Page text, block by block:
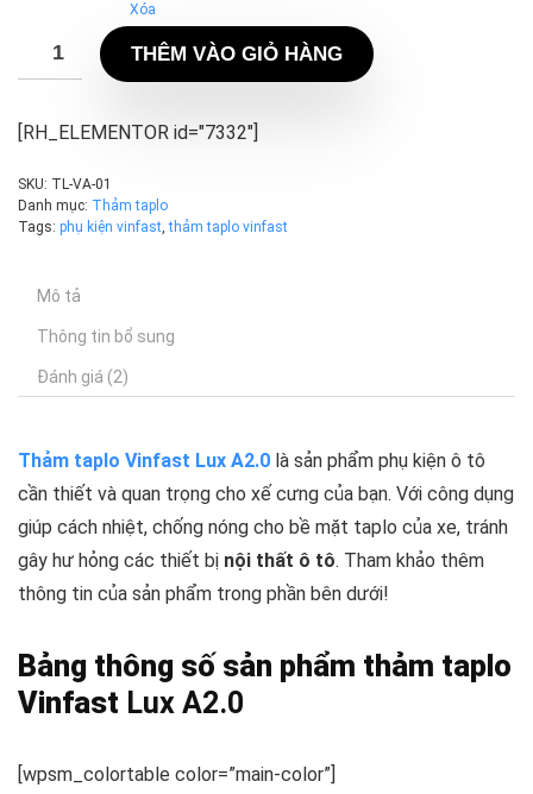
230.000 ₫
Xóa
THÊM VÀO GIỎ HÀNG
[RH_ELEMENTOR id="7332"]
SKU: TL-VA-01
Danh mục: Thảm taplo
Tags: phụ kiện vinfast,thảm taplo vinfast
Mô tả
Thông tin bổ sung
Đánh giá (2)
Thảm taplo Vinfast Lux A2.0 là sản phẩm phụ kiện ô tô
cần thiết và quan trọng cho xế cưng của bạn. Với công dụng
giúp cách nhiệt, chống nóng cho bề mặt taplo của xe, tránh
gây hư hỏng các thiết bị nội thất ô tô. Tham khảo thêm
thông tin của sản phẩm trong phần bên dưới!
Bảng thông số sản phẩm thảm taplo
Vinfast Lux A2.0
[wpsm_colortable color=”main-color”]